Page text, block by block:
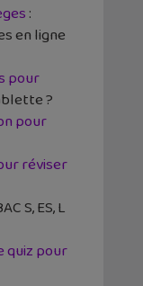
:
en ligne
pour
?
pour
réviser
S, ES, L
quiz pour